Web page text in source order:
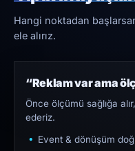
Hangi noktadan
ele alırız.
“Reklam var ama
Önce ölçümü sağlığa
ederiz.
Event & dönüşüm